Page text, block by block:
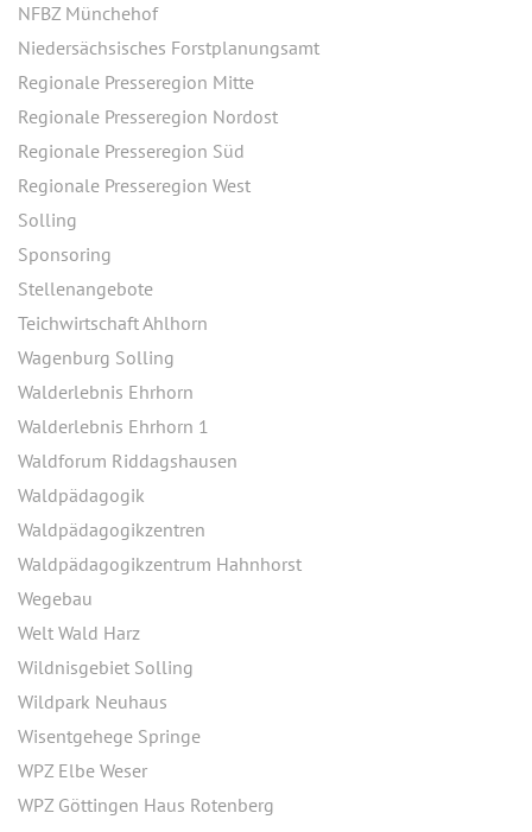
NFBZ Münchehof
Niedersächsisches Forstplanungsamt
Regionale Presseregion Mitte
Regionale Presseregion Nordost
Regionale Presseregion Süd
Regionale Presseregion West
Solling
Sponsoring
Stellenangebote
Teichwirtschaft Ahlhorn
Wagenburg Solling
Walderlebnis Ehrhorn
Walderlebnis Ehrhorn 1
Waldforum Riddagshausen
Waldpädagogik
Waldpädagogikzentren
Waldpädagogikzentrum Hahnhorst
Wegebau
Welt Wald Harz
Wildnisgebiet Solling
Wildpark Neuhaus
Wisentgehege Springe
WPZ Elbe Weser
WPZ Göttingen Haus Rotenberg